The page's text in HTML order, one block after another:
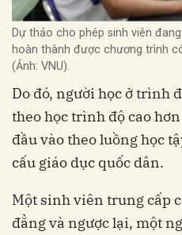
Dự thảo cho phép sinh viên
hoàn thành được chương trình
(Ảnh: VNU).
Do đó, người học ở trình
theo học trình độ cao
đầu vào theo luồng học
cấu giáo dục quốc dân.
Một sinh viên trung cấp
đẳng và ngược lại, một